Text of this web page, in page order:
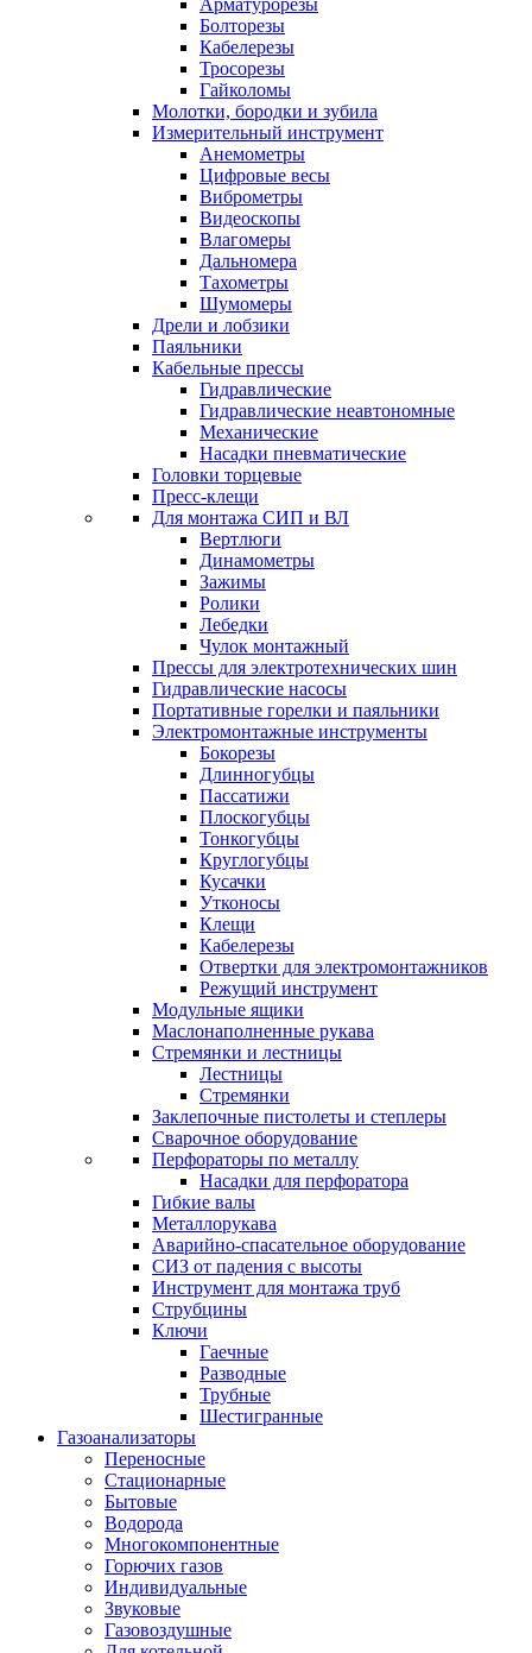
Арматурорезы
Болторезы
Кабелерезы
Тросорезы
Гайколомы
Молотки, бородки и зубила
Измерительный инструмент
Анемометры
Цифровые весы
Виброметры
Видеоскопы
Влагомеры
Дальномера
Тахометры
Шумомеры
Дрели и лобзики
Паяльники
Кабельные прессы
Гидравлические
Гидравлические неавтономные
Механические
Насадки пневматические
Головки торцевые
Пресс-клещи
Для монтажа СИП и ВЛ
Вертлюги
Динамометры
Зажимы
Ролики
Лебедки
Чулок монтажный
Прессы для электротехнических шин
Гидравлические насосы
Портативные горелки и паяльники
Электромонтажные инструменты
Бокорезы
Длинногубцы
Пассатижи
Плоскогубцы
Тонкогубцы
Круглогубцы
Кусачки
Утконосы
Клещи
Кабелерезы
Отвертки для электромонтажников
Режущий инструмент
Модульные ящики
Маслонаполненные рукава
Стремянки и лестницы
Лестницы
Стремянки
Заклепочные пистолеты и степлеры
Сварочное оборудование
Перфораторы по металлу
Насадки для перфоратора
Гибкие валы
Металлорукава
Аварийно-спасательное оборудование
СИЗ от падения с высоты
Инструмент для монтажа труб
Струбцины
Ключи
Гаечные
Разводные
Трубные
Шестигранные
Газоанализаторы
Переносные
Стационарные
Бытовые
Водорода
Многокомпонентные
Горючих газов
Индивидуальные
Звуковые
Газовоздушные